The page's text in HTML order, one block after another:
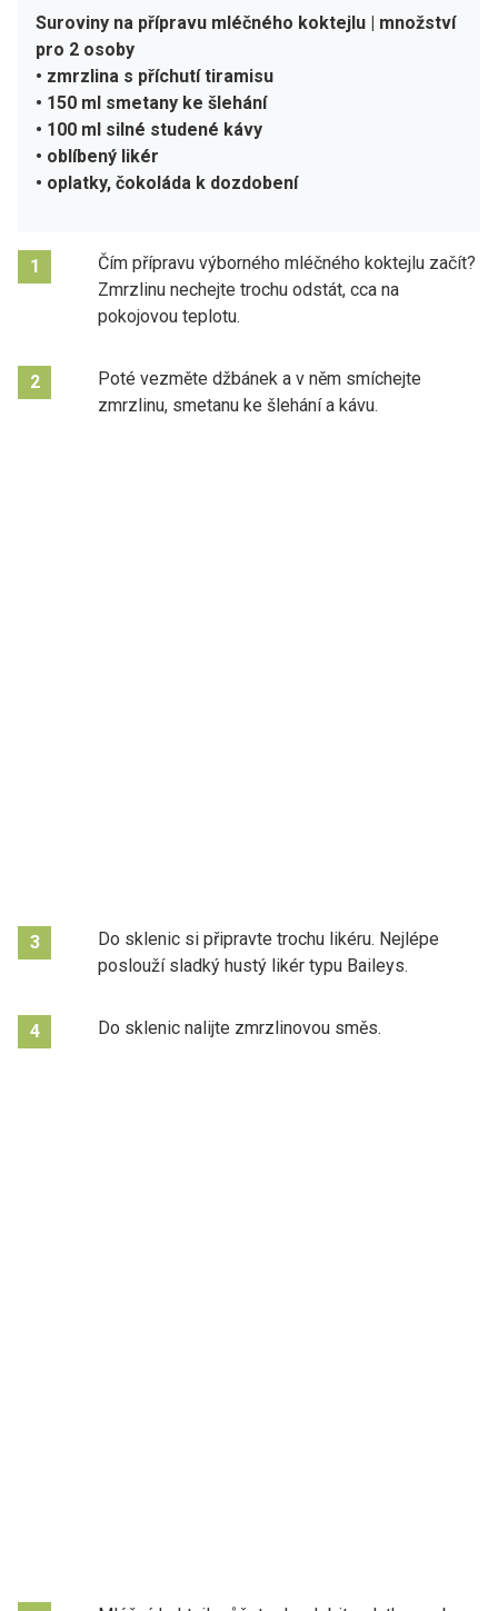
Suroviny na přípravu mléčného koktejlu | množství
pro 2 osoby
• zmrzlina s příchutí tiramisu
• 150 ml smetany ke šlehání
• 100 ml silné studené kávy
• oblíbený likér
• oplatky, čokoláda k dozdobení
1
Čím přípravu výborného mléčného koktejlu začít?
Zmrzlinu nechejte trochu odstát, cca na
pokojovou teplotu.
2
Poté vezměte džbánek a v něm smíchejte
zmrzlinu, smetanu ke šlehání a kávu.
3
Do sklenic si připravte trochu likéru. Nejlépe
poslouží sladký hustý likér typu Baileys.
4 Do sklenic nalijte zmrzlinovou směs.